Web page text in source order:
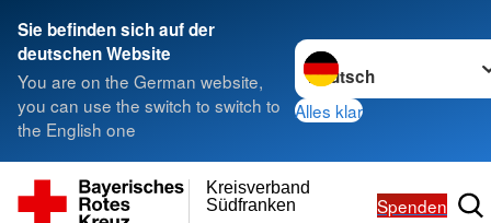
Sie befinden sich auf der
deutschen Website
You are on the German website,
you can use the switch to switch to
the English one
Sprache wechseln zu
Alles klar
Südfranken
Kreisverband
Spenden